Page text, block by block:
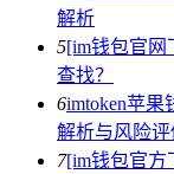
解析
5[im钱包官网
查找？
6imtoken苹果
解析与风险评
7[im钱包官方